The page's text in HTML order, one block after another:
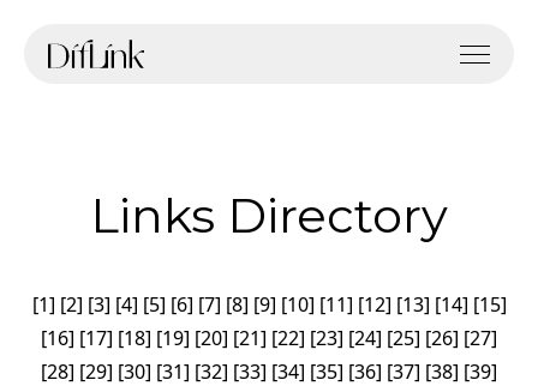
Links Directory
[1] [2] [3] [4] [5] [6] [7] [8] [9] [10] [11] [12] [13] [14] [15]
[16] [17] [18] [19] [20] [21] [22] [23] [24] [25] [26] [27]
[28] [29] [30] [31] [32] [33] [34] [35] [36] [37] [38] [39]